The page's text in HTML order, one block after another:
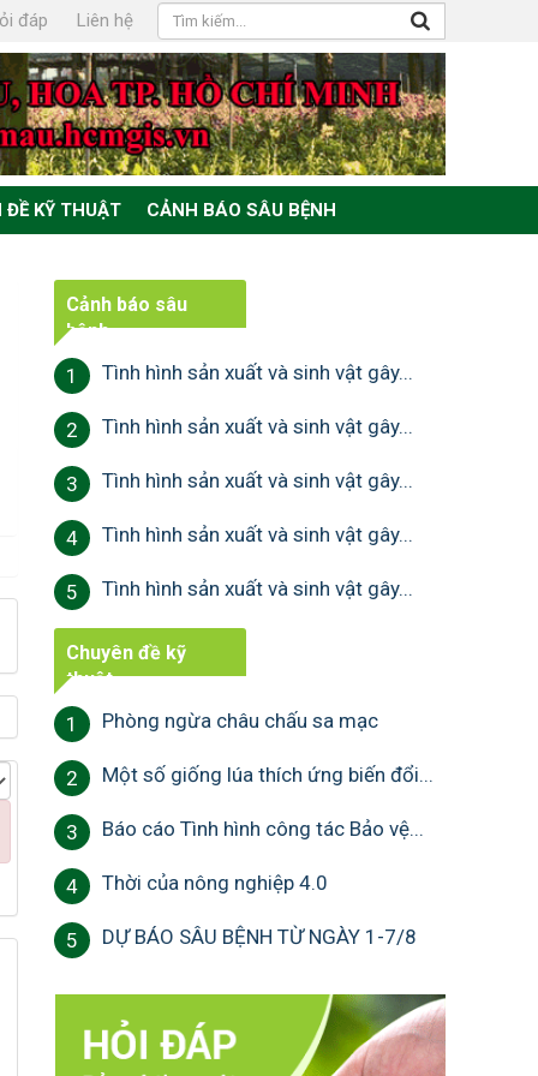
đáp Liên hệ
ĐỀ KỸ THUẬT CẢNH BÁO SÂU BỆNH
Cảnh báo sâu
bệnh
1 Tình hình sản xuất và sinh vật gây...
2 Tình hình sản xuất và sinh vật gây...
3 Tình hình sản xuất và sinh vật gây...
4 Tình hình sản xuất và sinh vật gây...
5 Tình hình sản xuất và sinh vật gây...
Chuyên đề kỹ
thuật
1 Phòng ngừa châu chấu sa mạc
2 Một số giống lúa thích ứng biến đổi...
3 Báo cáo Tình hình công tác Bảo vệ...
4 Thời của nông nghiệp 4.0
5 DỰ BÁO SÂU BỆNH TỪ NGÀY 1-7/8